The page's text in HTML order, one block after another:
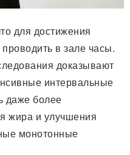
для достижения
в зале часы.
доказывают
интервальные
даже более
жира и улучшения
монотонные